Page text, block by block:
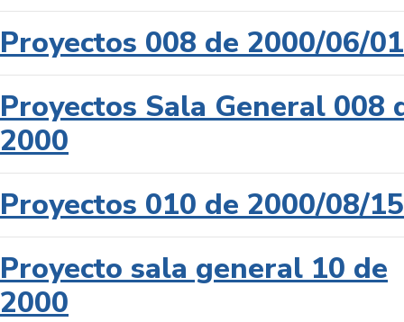
Proyectos 008 de 2000/06/01
Proyectos Sala General 008
2000
Proyectos 010 de 2000/08/15
Proyecto sala general 10 de
2000